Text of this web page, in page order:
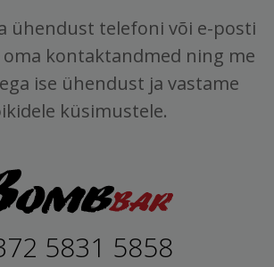
ühendust telefoni või e-posti
oma kontaktandmed ning me
ise ühendust ja vastame
küsimustele.
5831 5858